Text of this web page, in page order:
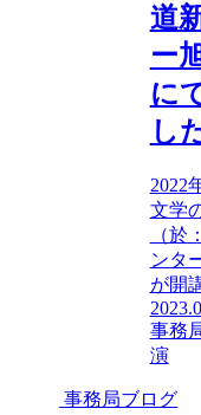
道
ー
に
し
2022
文学
（於
ンタ
が開
事務
演
事務局ブログ